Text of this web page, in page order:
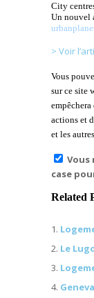
City
Un nouvel
> Voir
Vous
sur ce site
actions et
et les
Vous
case
Related
Le